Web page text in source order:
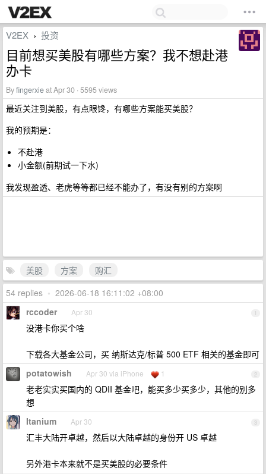
V2EX › 投资
目前想买美股有哪些方案？我不想赴港
办卡
Byfingerxieat Apr 30 · 5595 views
最近关注到美股，有点眼馋，有哪些方案能买美股？
我的预期是：
不赴港
小金额(前期试一下水)
我发现盈透、老虎等等都已经不能办了，有没有别的方案啊
美股 方案
购汇
54 replies • 2026-06-18 16:11:02 +08:00
1
rccoder Apr 30
没港卡你买个啥
下载各大基金公司，买 纳斯达克/标普 500 ETF 相关的基金即可
2
potatowish Apr 30 via iPhone 1
老老实实买国内的 QDII 基金吧，能买多少买多少，其他的别多
想
3
Itanium Apr 30
汇丰大陆开卓越，然后以大陆卓越的身份开 US 卓越
另外港卡本来就不是买美股的必要条件